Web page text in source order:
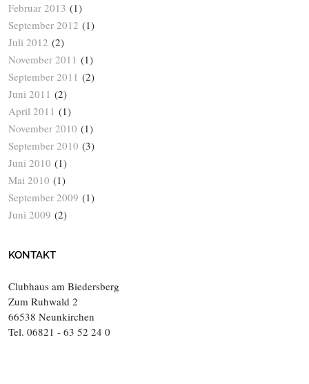
Februar 2013 (1)
September 2012 (1)
Juli 2012 (2)
November 2011 (1)
September 2011 (2)
Juni 2011 (2)
April 2011 (1)
November 2010 (1)
September 2010 (3)
Juni 2010 (1)
Mai 2010 (1)
September 2009 (1)
Juni 2009 (2)
KONTAKT
Clubhaus am Biedersberg
Zum Ruhwald 2
66538 Neunkirchen
Tel. 06821 - 63 52 24 0